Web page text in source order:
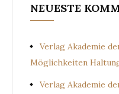
NEUESTE
Verlag Akademie
Möglichkeiten
Verlag Akademie